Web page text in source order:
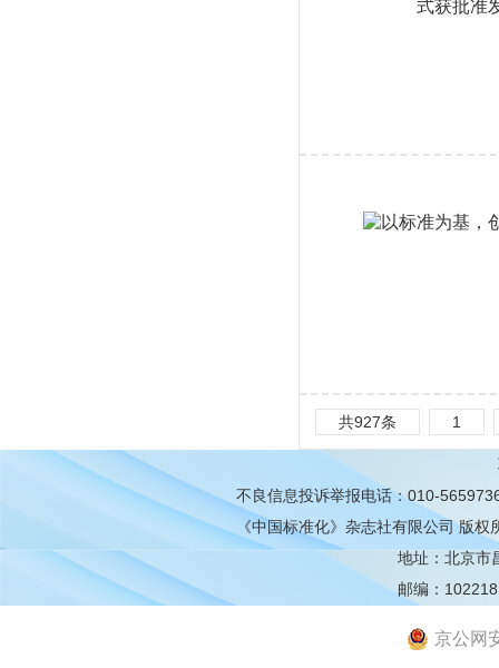
共927条 1
不良信息投诉举报电话：010-
《中国标准化》杂志社有限公司版权
地址：北京市
邮编：102218
京公网